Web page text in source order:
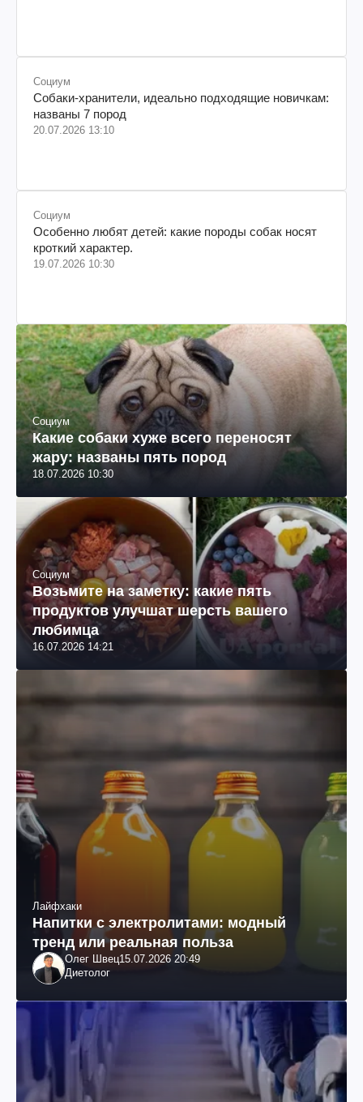
Социум
Собаки-хранители, идеально подходящие новичкам:
названы 7 пород
20.07.2026 13:10
Социум
Особенно любят детей: какие породы собак носят
кроткий характер.
19.07.2026 10:30
Социум
Какие собаки хуже всего переносят
жару: названы пять пород
18.07.2026 10:30
Социум
Возьмите на заметку: какие пять
продуктов улучшат шерсть вашего
любимца
16.07.2026 14:21
Лайфхаки
Напитки с электролитами: модный
тренд или реальная польза
Олег Швец15.07.2026 20:49
Диетолог